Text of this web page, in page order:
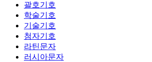
괄호기호
학술기호
기술기호
첨자기호
라틴문자
러시아문자